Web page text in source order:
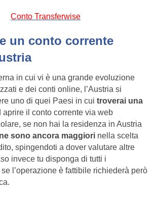
un conto corrente
in cui vi è una grande evoluzione
e dei conti online, l’Austria si
uno di quei Paesi in cui troverai una
aprire il conto corrente via web
se non hai la residenza in Austria
sono ancora maggiori nella scelta
spingendoti a dover valutare altre
invece tu disponga di tutti i
l’operazione è fattibile richiederà però